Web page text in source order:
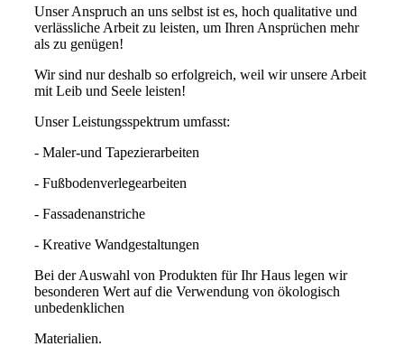
Unser Anspruch an uns selbst ist es, hoch qualitative und
verlässliche Arbeit zu leisten, um Ihren Ansprüchen mehr
als zu genügen!
Wir sind nur deshalb so erfolgreich, weil wir unsere Arbeit
mit Leib und Seele leisten!
Unser Leistungsspektrum umfasst:
- Maler-und Tapezierarbeiten
- Fußbodenverlegearbeiten
- Fassadenanstriche
- Kreative Wandgestaltungen
Bei der Auswahl von Produkten für Ihr Haus legen wir
besonderen Wert auf die Verwendung von ökologisch
unbedenklichen
Materialien.